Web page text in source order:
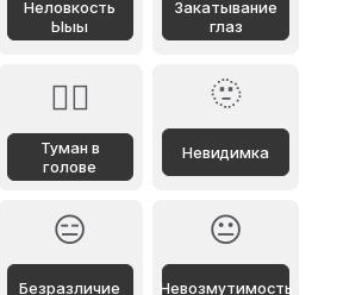
Неловкость
Ыыы
Закатывание
глаз
😶‍🌫️
Туман в
голове
🫥
Невидимка
😑
Безразличие
😐
Невозмутимость